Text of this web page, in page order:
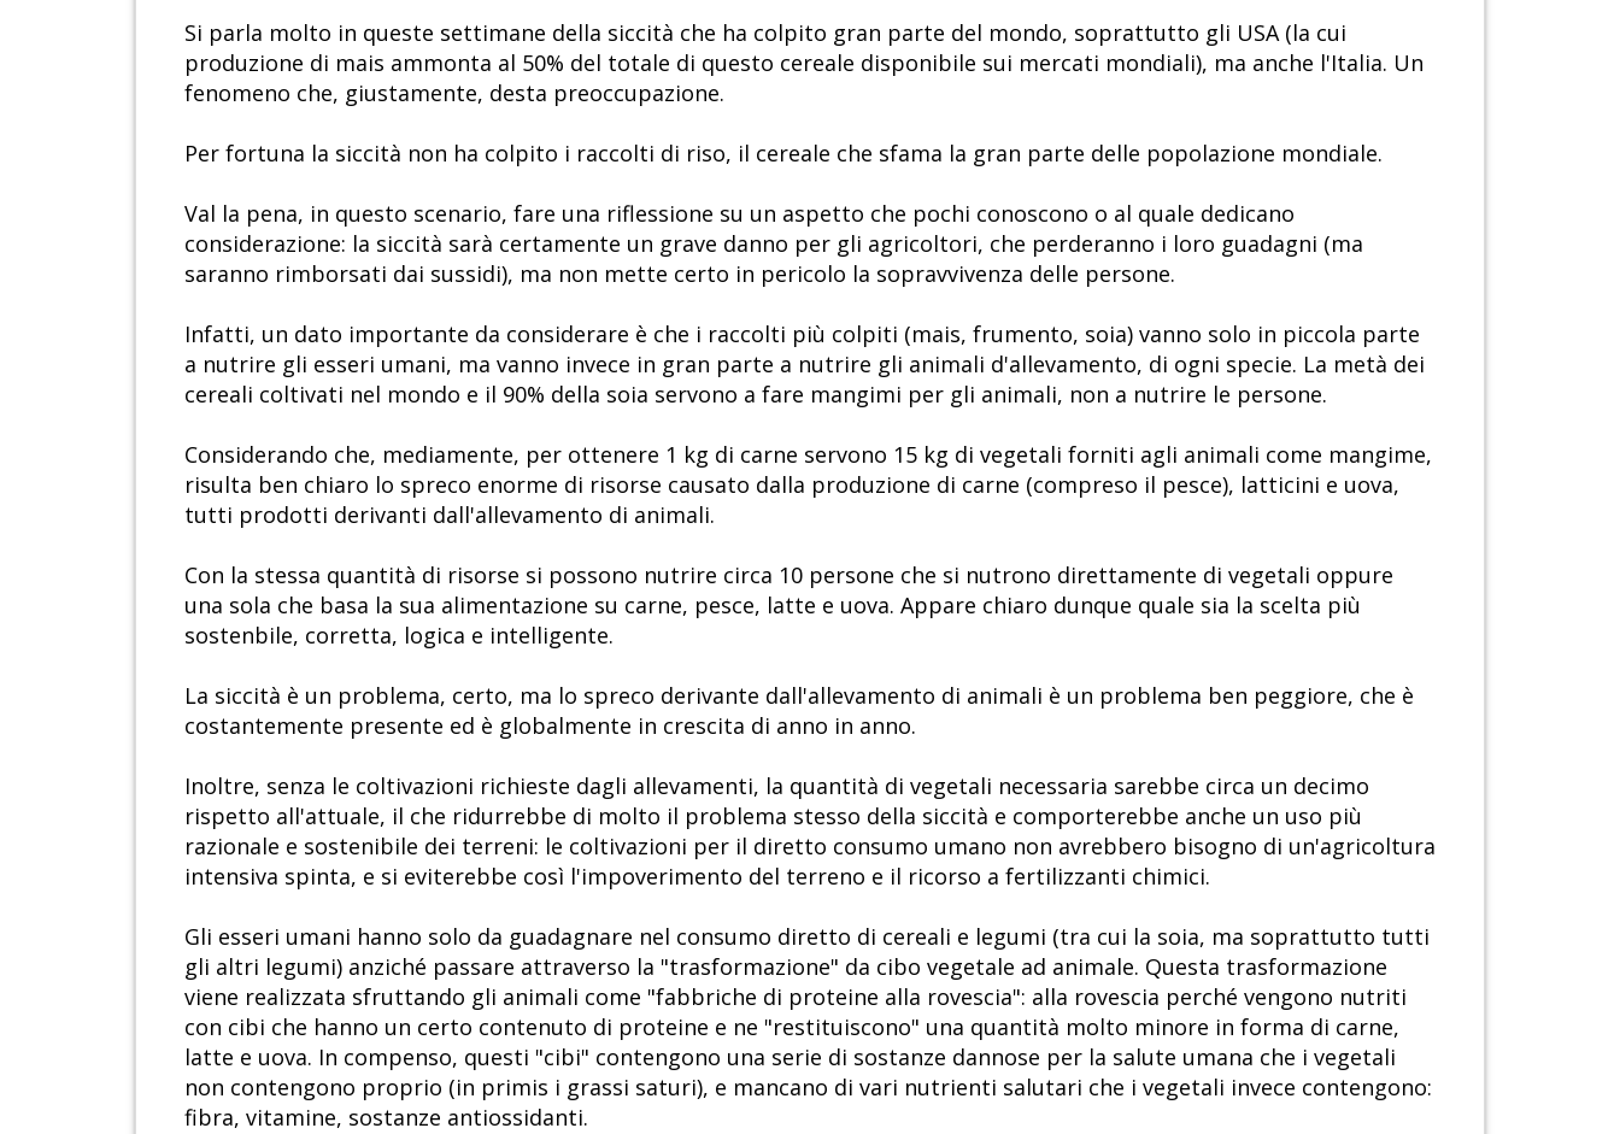
Si parla molto in queste settimane della siccità che ha colpito gran parte del mondo, soprattutto gli USA (la cui
produzione di mais ammonta al 50% del totale di questo cereale disponibile sui mercati mondiali), ma anche l'Italia. Un
fenomeno che, giustamente, desta preoccupazione.
Per fortuna la siccità non ha colpito i raccolti di riso, il cereale che sfama la gran parte delle popolazione mondiale.
Val la pena, in questo scenario, fare una riflessione su un aspetto che pochi conoscono o al quale dedicano
considerazione: la siccità sarà certamente un grave danno per gli agricoltori, che perderanno i loro guadagni (ma
saranno rimborsati dai sussidi), ma non mette certo in pericolo la sopravvivenza delle persone.
Infatti, un dato importante da considerare è che i raccolti più colpiti (mais, frumento, soia) vanno solo in piccola parte
a nutrire gli esseri umani, ma vanno invece in gran parte a nutrire gli animali d'allevamento, di ogni specie. La metà dei
cereali coltivati nel mondo e il 90% della soia servono a fare mangimi per gli animali, non a nutrire le persone.
Considerando che, mediamente, per ottenere 1 kg di carne servono 15 kg di vegetali forniti agli animali come mangime,
risulta ben chiaro lo spreco enorme di risorse causato dalla produzione di carne (compreso il pesce), latticini e uova,
tutti prodotti derivanti dall'allevamento di animali.
Con la stessa quantità di risorse si possono nutrire circa 10 persone che si nutrono direttamente di vegetali oppure
una sola che basa la sua alimentazione su carne, pesce, latte e uova. Appare chiaro dunque quale sia la scelta più
sostenbile, corretta, logica e intelligente.
La siccità è un problema, certo, ma lo spreco derivante dall'allevamento di animali è un problema ben peggiore, che è
costantemente presente ed è globalmente in crescita di anno in anno.
Inoltre, senza le coltivazioni richieste dagli allevamenti, la quantità di vegetali necessaria sarebbe circa un decimo
rispetto all'attuale, il che ridurrebbe di molto il problema stesso della siccità e comporterebbe anche un uso più
razionale e sostenibile dei terreni: le coltivazioni per il diretto consumo umano non avrebbero bisogno di un'agricoltura
intensiva spinta, e si eviterebbe così l'impoverimento del terreno e il ricorso a fertilizzanti chimici.
Gli esseri umani hanno solo da guadagnare nel consumo diretto di cereali e legumi (tra cui la soia, ma soprattutto tutti
gli altri legumi) anziché passare attraverso la "trasformazione" da cibo vegetale ad animale. Questa trasformazione
viene realizzata sfruttando gli animali come "fabbriche di proteine alla rovescia": alla rovescia perché vengono nutriti
con cibi che hanno un certo contenuto di proteine e ne "restituiscono" una quantità molto minore in forma di carne,
latte e uova. In compenso, questi "cibi" contengono una serie di sostanze dannose per la salute umana che i vegetali
non contengono proprio (in primis i grassi saturi), e mancano di vari nutrienti salutari che i vegetali invece contengono:
fibra, vitamine, sostanze antiossidanti.